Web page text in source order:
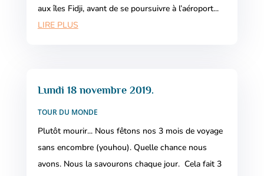
aux îles Fidji, avant de se poursuivre à l’aéroport...
LIRE PLUS
Lundi 18 novembre 2019.
TOUR DU MONDE
Plutôt mourir... Nous fêtons nos 3 mois de voyage
sans encombre (youhou). Quelle chance nous
avons. Nous la savourons chaque jour. Cela fait 3